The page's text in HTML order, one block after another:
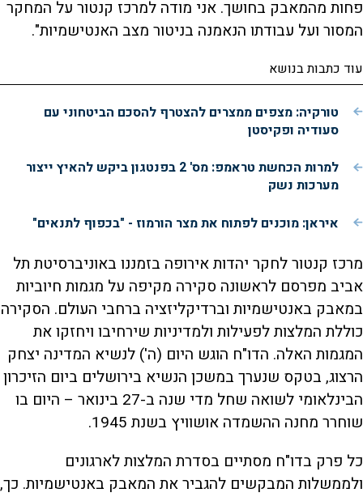
פחות מהמאבק בחושך. אני מודה למרכז קנטור על המחקר
המסור ועל עבודתו הנאמנה בניטור מצב האנטישמיות".
עוד כתבות בנושא
טורקיה: מצפים ממצרים להצטרף להסכם הביטחוני עם
סעודיה ופקיסטן
למרות הכחשת טראמפ: מס' 2 בפנטגון ביקש להאיץ ייצור
מערכות נשק
איראן: מוכנים לפתוח את מצר הורמוז - "בכפוף לתנאים"
מרכז קנטור לחקר יהדות אירופה בזמננו באוניברסיטת תל
אביב מפרסם לראשונה סקירה מקיפה על מגמות חיוביות
במאבק באנטישמיות וברדיקליזציה ברחבי העולם. הסקירה
כוללת המלצות לפעילות ולמדיניות שירחיבו ויחזקו את
המגמות האלה. הדו"ח הוגש היום (ה') לנשיא המדינה יצחק
הרצוג, בטקס שנערך במשכן הנשיא בירושלים ביום הזיכרון
הבינלאומי לשואה שחל מדי שנה ב-27 בינואר – היום בו
שוחרר מחנה ההשמדה אושוויץ בשנת 1945.
כל פרק בדו"ח מסתיים בסדרת המלצות לארגונים
ולממשלות המבקשים להגביר את המאבק באנטישמיות. כך,